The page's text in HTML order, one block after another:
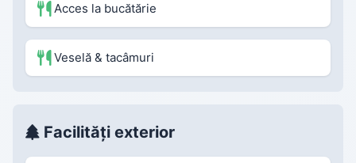
Acces la bucătărie
Veselă & tacâmuri
Facilități exterior